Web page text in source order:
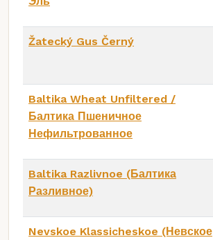
Žatecký Gus Černý
Baltika Wheat Unfiltered /
Балтика Пшеничное
Нефильтрованное
Baltika Razlivnoe (Балтика
Разливное)
Nevskoe Klassicheskoe (Невское